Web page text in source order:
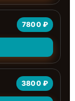
7800 ₽
3800 ₽